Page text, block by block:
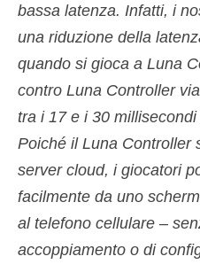
bassa latenza. Infatti, i
una riduzione della
quando si gioca a Luna
contro Luna Controller
tra i 17 e i 30
Poiché il Luna Controller
server cloud, i giocatori
facilmente da uno
al telefono cellulare –
accoppiamento o di